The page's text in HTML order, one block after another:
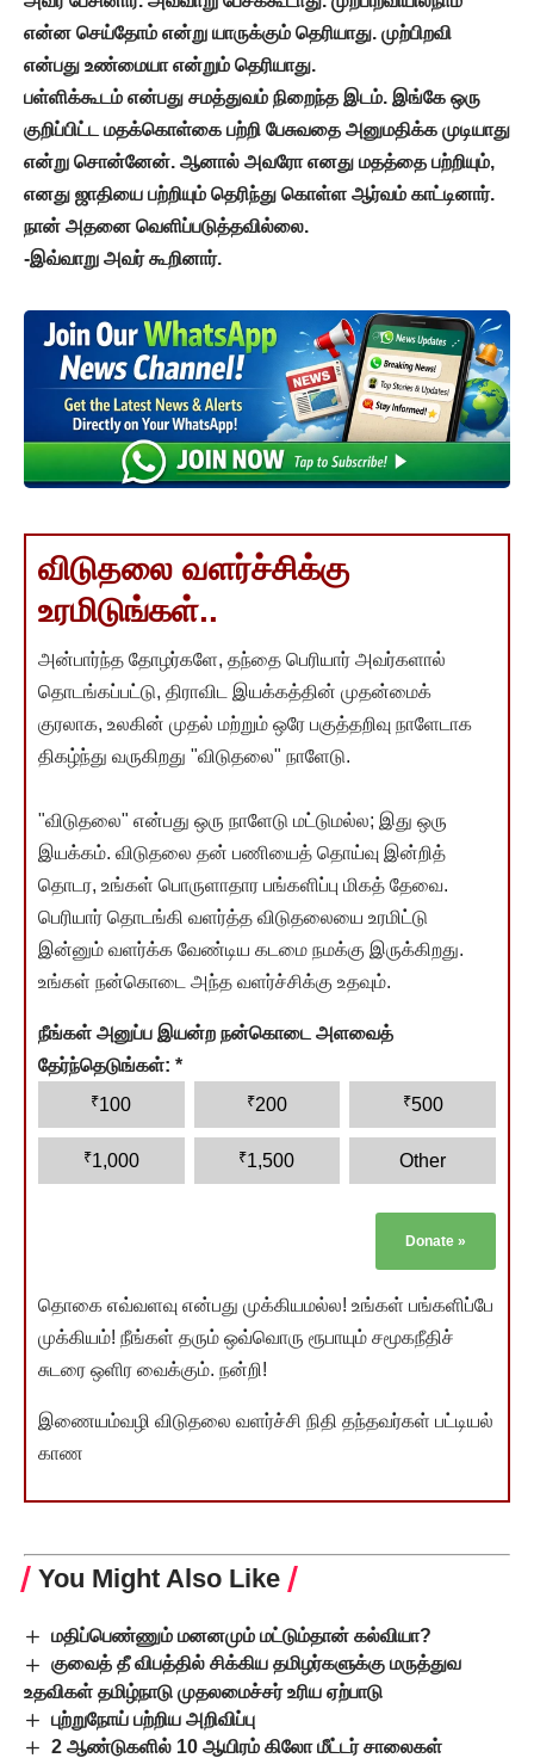
என்ன செய்தோம் என்று யாருக்கும் தெரியாது. முற்பிறவி
என்பது உண்மையா என்றும் தெரியாது.
பள்ளிக்கூடம் என்பது சமத்துவம் நிறைந்த இடம். இங்கே ஒரு
குறிப்பிட்ட மதக்கொள்கை பற்றி பேசுவதை அனுமதிக்க முடியாது
என்று சொன்னேன். ஆனால் அவரோ எனது மதத்தை பற்றியும்,
எனது ஜாதியை பற்றியும் தெரிந்து கொள்ள ஆர்வம் காட்டினார்.
நான் அதனை வெளிப்படுத்தவில்லை.
-இவ்வாறு அவர் கூறினார்.
விடுதலை வளர்ச்சிக்கு
உரமிடுங்கள்..
அன்பார்ந்த தோழர்களே, தந்தை பெரியார் அவர்களால்
தொடங்கப்பட்டு, திராவிட இயக்கத்தின் முதன்மைக்
குரலாக, உலகின் முதல் மற்றும் ஒரே பகுத்தறிவு நாளேடாக
திகழ்ந்து வருகிறது "விடுதலை" நாளேடு.
"விடுதலை" என்பது ஒரு நாளேடு மட்டுமல்ல; இது ஒரு
இயக்கம். விடுதலை தன் பணியைத் தொய்வு இன்றித்
தொடர, உங்கள் பொருளாதார பங்களிப்பு மிகத் தேவை.
பெரியார் தொடங்கி வளர்த்த விடுதலையை உரமிட்டு
இன்னும் வளர்க்க வேண்டிய கடமை நமக்கு இருக்கிறது.
உங்கள் நன்கொடை அந்த வளர்ச்சிக்கு உதவும்.
நீங்கள் அனுப்ப இயன்ற நன்கொடை அளவைத்
தேர்ந்தெடுங்கள்: *
₹100 ₹200 ₹500
₹1,000 ₹1,500 Other
Donate »
தொகை எவ்வளவு என்பது முக்கியமல்ல! உங்கள் பங்களிப்பே
முக்கியம்! நீங்கள் தரும் ஒவ்வொரு ரூபாயும் சமூகநீதிச்
சுடரை ஒளிர வைக்கும். நன்றி!
இணையம்வழி விடுதலை வளர்ச்சி நிதி தந்தவர்கள் பட்டியல்
காண
You Might Also Like
மதிப்பெண்ணும் மனனமும் மட்டும்தான் கல்வியா?
குவைத் தீ விபத்தில் சிக்கிய தமிழர்களுக்கு மருத்துவ
உதவிகள் தமிழ்நாடு முதலமைச்சர் உரிய ஏற்பாடு
புற்றுநோய் பற்றிய அறிவிப்பு
2 ஆண்டுகளில் 10 ஆயி­ரம் கிலோ மீட்­டர் சாலைகள்